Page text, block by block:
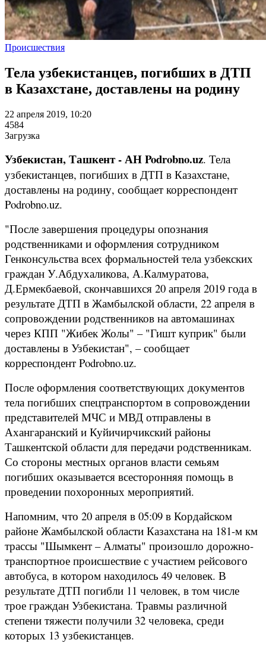
Происшествия
Тела узбекистанцев, погибших в ДТП
в Казахстане, доставлены на родину
22 апреля 2019, 10:20
4584
Загрузка
Узбекистан, Ташкент - АН Podrobno.uz. Тела
узбекистанцев, погибших в ДТП в Казахстане,
доставлены на родину, сообщает корреспондент
Podrobno.uz.
"После завершения процедуры опознания
родственниками и оформления сотрудником
Генконсульства всех формальностей тела узбекских
граждан У.Абдухаликова, А.Калмуратова,
Д.Ермекбаевой, скончавшихся 20 апреля 2019 года в
результате ДТП в Жамбылской области, 22 апреля в
сопровождении родственников на автомашинах
через КПП "Жибек Жолы" – "Гишт куприк" были
доставлены в Узбекистан", – сообщает
корреспондент Podrobno.uz.
После оформления соответствующих документов
тела погибших спецтранспортом в сопровождении
представителей МЧС и МВД отправлены в
Ахангаранский и Куйичирчикский районы
Ташкентской области для передачи родственникам.
Со стороны местных органов власти семьям
погибших оказывается всесторонняя помощь в
проведении похоронных мероприятий.
Напомним, что 20 апреля в 05:09 в Кордайском
районе Жамбылской области Казахстана на 181-м км
трассы "Шымкент – Алматы" произошло дорожно-
транспортное происшествие с участием рейсового
автобуса, в котором находилось 49 человек. В
результате ДТП погибли 11 человек, в том числе
трое граждан Узбекистана. Травмы различной
степени тяжести получили 32 человека, среди
которых 13 узбекистанцев.